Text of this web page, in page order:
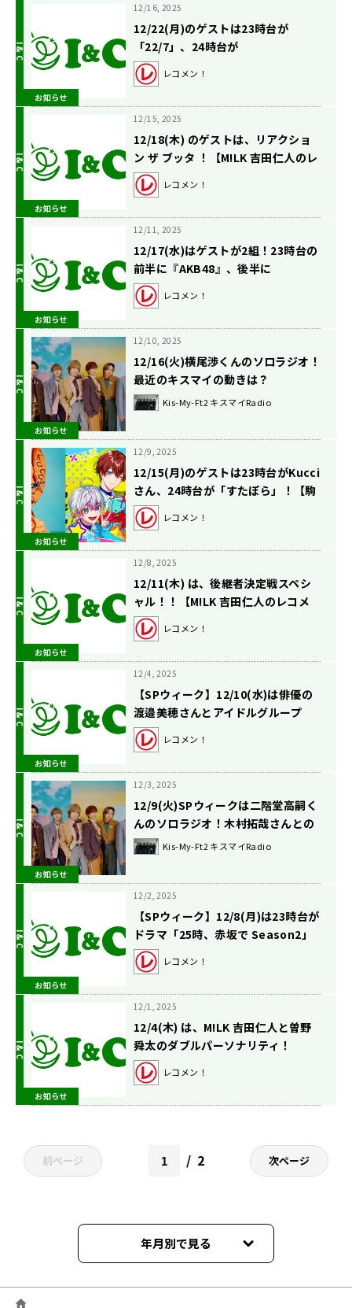
お知らせ
12/16, 2025
12/22(月)のゲストは23時台が
「22/7」、24時台が
「82MAJOR」！【駒木根葵汰のレ
コメン！】
レコメン！
お知らせ
12/15, 2025
12/18(木) のゲストは、リアクショ
ン ザ ブッタ ！【M!LK 吉田仁人のレ
コメン！】
レコメン！
お知らせ
12/11, 2025
12/17(水)はゲストが2組！23時台の
前半に『AKB48』、後半に
『WATWING』が登場！【矢吹奈子
のレコメン！】
レコメン！
お知らせ
12/10, 2025
12/16(火)横尾渉くんのソロラジオ！
最近のキスマイの動きは？
Kis-My-Ft2 キスマイRadio
お知らせ
12/9, 2025
12/15(月)のゲストは23時台がKucci
さん、24時台が「すたぽら」！【駒
木根葵汰のレコメン！】
レコメン！
お知らせ
12/8, 2025
12/11(木) は、後継者決定戦スペシ
ャル！！【M!LK 吉田仁人のレコメ
ン！】
レコメン！
お知らせ
12/4, 2025
【SPウィーク】12/10(水)は俳優の
渡邉美穂さんとアイドルグループ
「≠ME」のメンバーが生登場！【矢
吹奈子のレコメン！】
レコメン！
お知らせ
12/3, 2025
12/9(火)SPウィークは二階堂高嗣く
んのソロラジオ！木村拓哉さんとの
共演裏話！Kis-My-Ft2 キスマイRadio
お知らせ
12/2, 2025
【SPウィーク】12/8(月)は23時台が
ドラマ「25時、赤坂で Season2」
とのコラボ！24時台はホリアクメン
バーが生登場！【駒木根葵汰のレコ
レコメン！
お知らせ
12/1, 2025
12/4(木) は、M!LK 吉田仁人と曽野
舜太のダブルパーソナリティ！
【M!LK 吉田仁人のレコメン！】
レコメン！
前ページ 2 次ページ
年月別で見る
2026年06月